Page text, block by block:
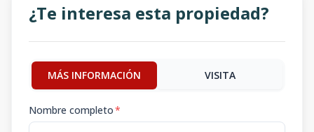
¿Te interesa esta propiedad?
MÁS INFORMACIÓN VISITA
Nombre completo*